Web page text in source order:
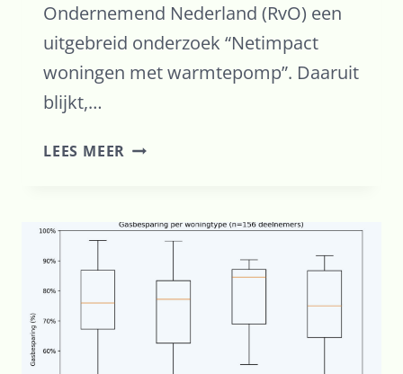
Ondernemend Nederland (RvO) een
uitgebreid onderzoek “Netimpact
woningen met warmtepomp”. Daaruit
blijkt,…
LEES MEER ELEKTRICITEITSNET